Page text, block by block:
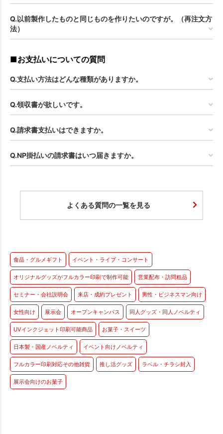
Q.以前製作したものと同じものを作りたいのですが。（再注文方
法）
■お支払いについての質問
Q.支払い方法はどんな種類がありますか。
Q.領収書が欲しいです。
Q.請求書支払いはできますか。
Q.NP掛払いの請求書はいつ届きますか。
よくある質問の一覧を見る
食品・グルメギフト イベント・ライブ・コンサート
オリジナルグッズがフルカラー印刷で制作可能 営業配布・訪問粗品
セミナー・会社説明会 来店・成約プレゼント 男性・ビジネスマン向け
女性向け 展示会 オープンキャンパス 同人グッズ・同人ノベルティ
UVインクジェット印刷可能商品 お菓子・スイーツ
日本製・国産ノベルティ イベント向けノベルティ
フルカラー印刷対応その他雑貨 推し活グッズ ラベル・チラシ封入
展示会向けのお菓子